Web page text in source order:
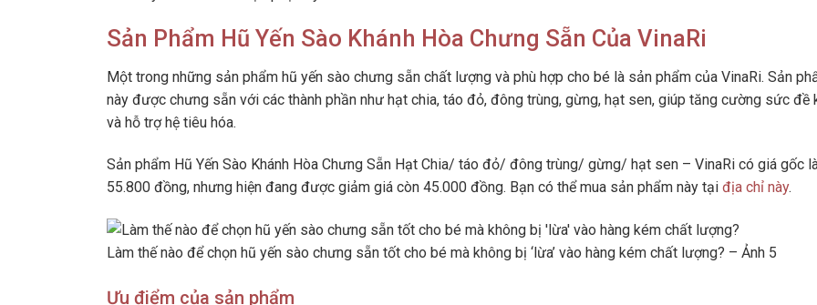
Sản Phẩm Hũ Yến Sào Khánh Hòa Chưng Sẵn Của VinaRi
Một trong những sản phẩm hũ yến sào chưng sẵn chất lượng và phù hợp cho bé là sản phẩm của VinaRi. Sản
này được chưng sẵn với các thành phần như hạt chia, táo đỏ, đông trùng, gừng, hạt sen, giúp tăng cường sức đề
và hỗ trợ hệ tiêu hóa.
Sản phẩm Hũ Yến Sào Khánh Hòa Chưng Sẵn Hạt Chia/ táo đỏ/ đông trùng/ gừng/ hạt sen – VinaRi có giá gốc
55.800 đồng, nhưng hiện đang được giảm giá còn 45.000 đồng. Bạn có thể mua sản phẩm này tại địa chỉ này.
Làm thế nào để chọn hũ yến sào chưng sẵn tốt cho bé mà không bị ‘lừa’ vào hàng kém chất lượng? – Ảnh 5
Ưu điểm của sản phẩm